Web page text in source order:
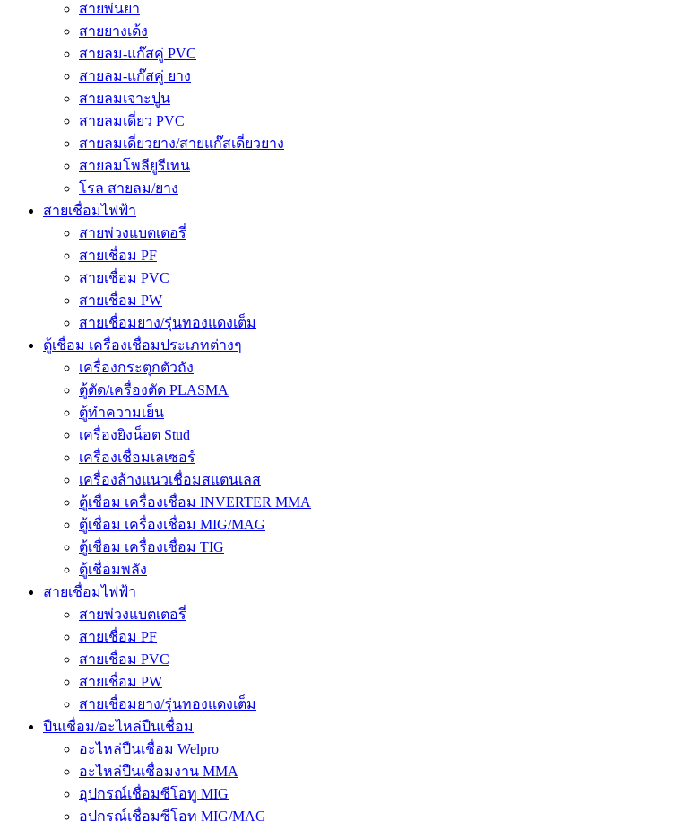
สายพ่นยา
สายยางเด้ง
สายลม-แก๊สคู่ PVC
สายลม-แก๊สคู่ ยาง
สายลมเจาะปูน
สายลมเดี่ยว PVC
สายลมเดี่ยวยาง/สายแก๊สเดี่ยวยาง
สายลมโพลียูรีเทน
โรล สายลม/ยาง
สายเชื่อมไฟฟ้า
สายพ่วงแบตเตอรี่
สายเชื่อม PF
สายเชื่อม PVC
สายเชื่อม PW
สายเชื่อมยาง/รุ่นทองแดงเต็ม
ตู้เชื่อม เครื่องเชื่อมประเภทต่างๆ
เครื่องกระตุกตัวถัง
ตู้ตัด/เครื่องตัด PLASMA
ตู้ทำความเย็น
เครื่องยิงน็อต Stud
เครื่องเชื่อมเลเซอร์
เครื่องล้างแนวเชื่อมสแตนเลส
ตู้เชื่อม เครื่องเชื่อม INVERTER MMA
ตู้เชื่อม เครื่องเชื่อม MIG/MAG
ตู้เชื่อม เครื่องเชื่อม TIG
ตู้เชื่อมพลัง
สายเชื่อมไฟฟ้า
สายพ่วงแบตเตอรี่
สายเชื่อม PF
สายเชื่อม PVC
สายเชื่อม PW
สายเชื่อมยาง/รุ่นทองแดงเต็ม
ปืนเชื่อม/อะไหล่ปืนเชื่อม
อะไหล่ปืนเชื่อม Welpro
อะไหล่ปืนเชื่อมงาน MMA
อุปกรณ์เชื่อมซีโอทู MIG
อุปกรณ์เชื่อมซีโอทู MIG/MAG